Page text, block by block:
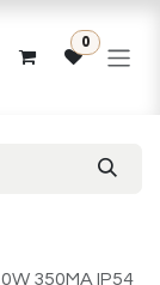
0
350MA IP54